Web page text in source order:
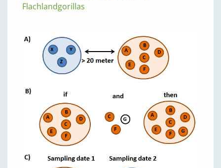
Flachlandgorillas